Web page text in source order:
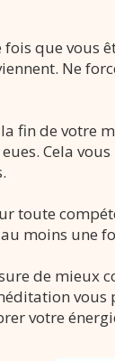
que
Ne
fin de votre
Cela
toute
moins
de
votre